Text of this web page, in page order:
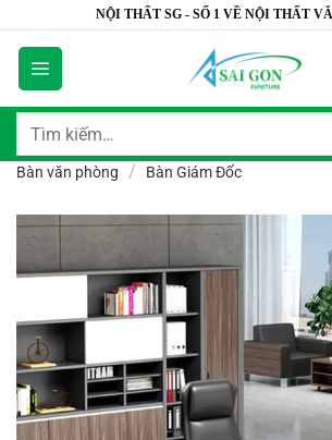
dung
NỘI THẤT SG - SỐ 1 VỀ NỘI THẤT
Tìm
Bàn văn phòng / Bàn Giám Đốc